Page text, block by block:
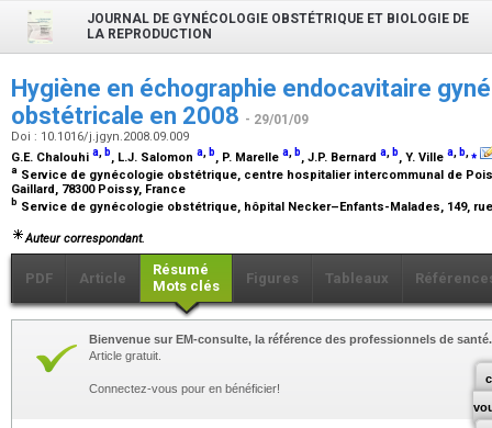
JOURNAL DE GYNÉCOLOGIE OBSTÉTRIQUE ET BIOLOGIE DE
LA REPRODUCTION
Hygiène en échographie endocavitaire
obstétricale en 2008 - 29/01/09
Doi : 10.1016/j.jgyn.2008.09.009
G.E. Chalouhi a, b, L.J. Salomon a, b, P. Marelle a, b, J.P. Bernard a, b, Y. Ville a, b,⁎
a Service de gynécologie obstétrique, centre hospitalier intercommunal de
Gaillard, 78300 Poissy, France
b Service de gynécologie obstétrique, hôpital Necker–Enfants-Malades, 149,
Auteur correspondant.
PDF Article
Résumé
Mots clés
Figures Tableaux
Bienvenue sur EM-consulte, la référence des professionnels de santé.
Article gratuit.
Connectez-vous pour en bénéficier!